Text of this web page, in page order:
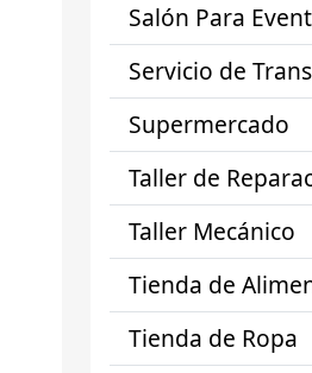
Salón Para
Servicio de
Supermercado
Taller de
Taller Mecánico
Tienda de
Tienda de Ropa